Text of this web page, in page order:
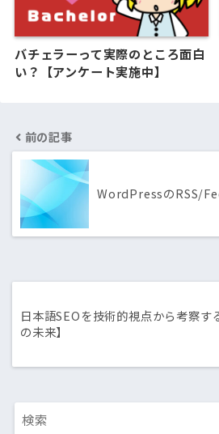
バチェラーって実際のところ面白
い？【アンケート実施中】
前の記事
WordPressのRSS/
日本語SEOを技術的視点から考察す
の未来】